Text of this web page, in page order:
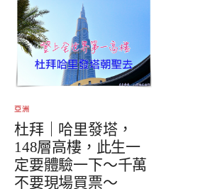
亞洲
杜拜｜哈里發塔，
148層高樓，此生一
定要體驗一下～千萬
不要現場買票～